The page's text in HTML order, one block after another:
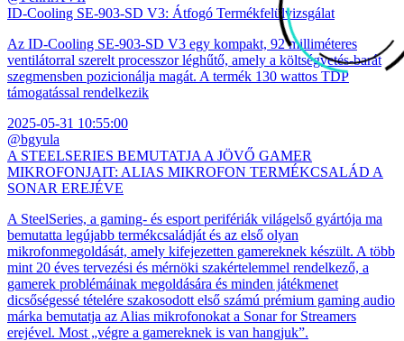
ID-Cooling SE-903-SD V3: Átfogó Termékfelülvizsgálat
Az ID-Cooling SE-903-SD V3 egy kompakt, 92 milliméteres
ventilátorral szerelt processzor léghűtő, amely a költségvetés-barát
szegmensben pozicionálja magát. A termék 130 wattos TDP
támogatással rendelkezik
2025-05-31 10:55:00
@bgyula
A STEELSERIES BEMUTATJA A JÖVŐ GAMER
MIKROFONJAIT: ALIAS MIKROFON TERMÉKCSALÁD A
SONAR EREJÉVE
A SteelSeries, a gaming- és esport perifériák világelső gyártója ma
bemutatta legújabb termékcsaládját és az első olyan
mikrofonmegoldását, amely kifejezetten gamereknek készült. A több
mint 20 éves tervezési és mérnöki szakértelemmel rendelkező, a
gamerek problémáinak megoldására és minden játékmenet
dicsőségessé tételére szakosodott első számú prémium gaming audio
márka bemutatja az Alias mikrofonokat a Sonar for Streamers
erejével. Most „végre a gamereknek is van hangjuk”.